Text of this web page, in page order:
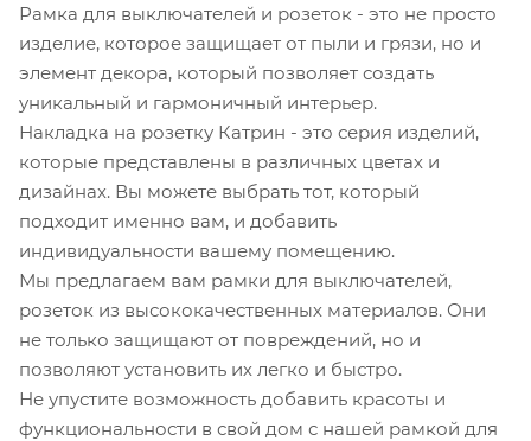
Рамка для выключателей и розеток - это не просто
изделие, которое защищает от пыли и грязи, но и
элемент декора, который позволяет создать
уникальный и гармоничный интерьер.
Накладка на розетку Катрин - это серия изделий,
которые представлены в различных цветах и
дизайнах. Вы можете выбрать тот, который
подходит именно вам, и добавить
индивидуальности вашему помещению.
Мы предлагаем вам рамки для выключателей,
розеток из высококачественных материалов. Они
не только защищают от повреждений, но и
позволяют установить их легко и быстро.
Не упустите возможность добавить красоты и
функциональности в свой дом с нашей рамкой для